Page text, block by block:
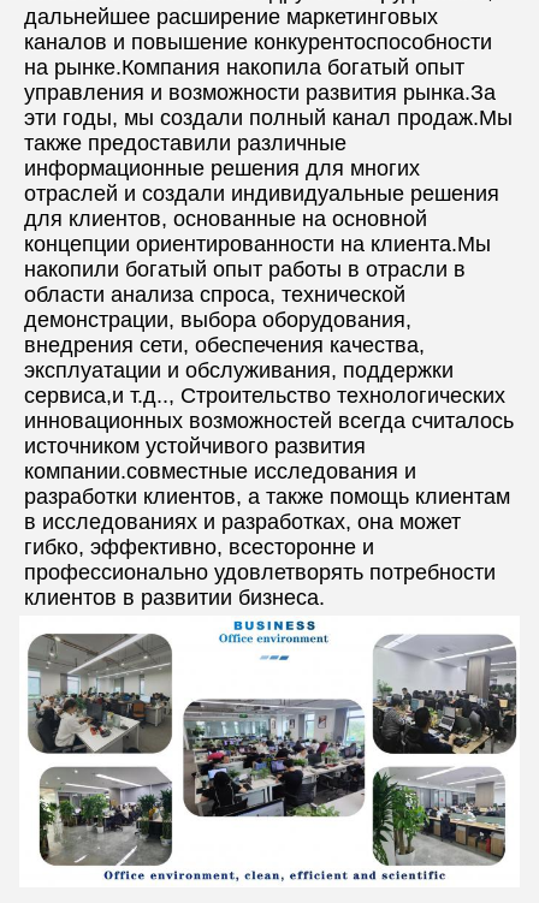
дальнейшее расширение маркетинговых
каналов и повышение конкурентоспособности
на рынке.Компания накопила богатый опыт
управления и возможности развития рынка.За
эти годы, мы создали полный канал продаж.Мы
также предоставили различные
информационные решения для многих
отраслей и создали индивидуальные решения
для клиентов, основанные на основной
концепции ориентированности на клиента.Мы
накопили богатый опыт работы в отрасли в
области анализа спроса, технической
демонстрации, выбора оборудования,
внедрения сети, обеспечения качества,
эксплуатации и обслуживания, поддержки
сервиса,и т.д.., Строительство технологических
инновационных возможностей всегда считалось
источником устойчивого развития
компании.совместные исследования и
разработки клиентов, а также помощь клиентам
в исследованиях и разработках, она может
гибко, эффективно, всесторонне и
профессионально удовлетворять потребности
клиентов в развитии бизнеса.